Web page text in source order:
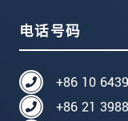
电话号码
+86 10
+86 21